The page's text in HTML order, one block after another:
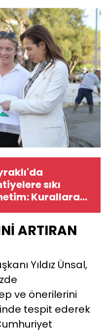
sıkı
Kurallara
7 gün
ARTIRAN
Yıldız Ünsal,
ve önerilerini
tespit ederek